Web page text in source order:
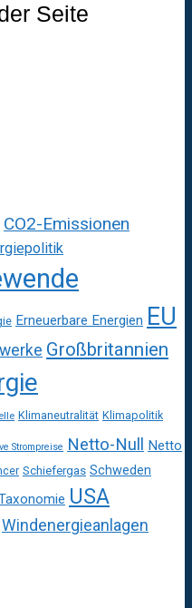
Seite
CO2-Emissionen
Erneuerbare Energien EU
Großbritannien
Klimaneutralität Klimapolitik
Strompreise Netto-Null Netto
Schiefergas Schweden
USA
Windenergieanlagen